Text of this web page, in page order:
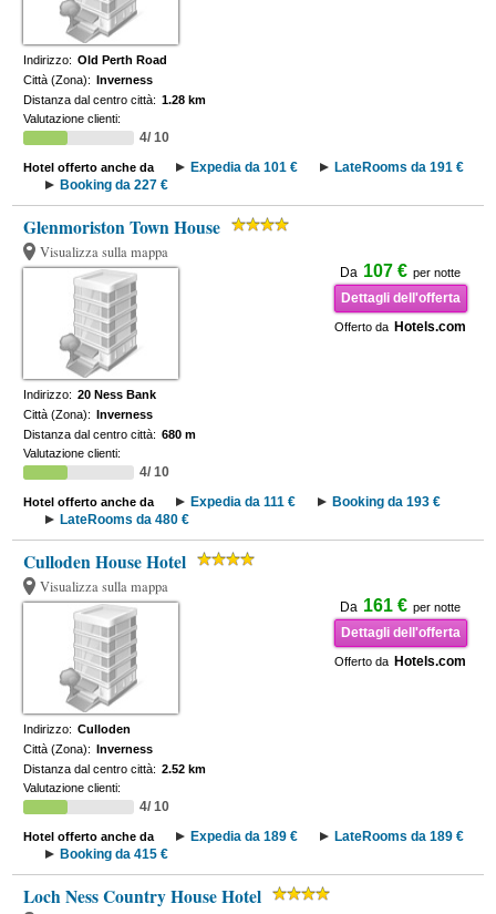
Indirizzo: Old Perth Road
Città (Zona): Inverness
Distanza dal centro città: 1.28 km
Valutazione clienti:
4/ 10
Hotel offerto anche da Expedia da 101 €
LateRooms da 191 €
Booking da 227 €
Glenmoriston Town House
Visualizza sulla mappa
Da 107 € per notte
Dettagli dell'offerta
Offerto da Hotels.com
Indirizzo: 20 Ness Bank
Città (Zona): Inverness
Distanza dal centro città: 680 m
Valutazione clienti:
4/ 10
Hotel offerto anche da Expedia da 111 €
Booking da 193 €
LateRooms da 480 €
Culloden House Hotel
Visualizza sulla mappa
Da 161 € per notte
Dettagli dell'offerta
Offerto da Hotels.com
Indirizzo: Culloden
Città (Zona): Inverness
Distanza dal centro città: 2.52 km
Valutazione clienti:
4/ 10
Hotel offerto anche da Expedia da 189 €
LateRooms da 189 €
Booking da 415 €
Loch Ness Country House Hotel